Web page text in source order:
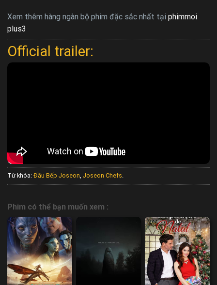
Xem thêm hàng ngàn bộ phim đặc sắc nhất tại phimmoi
plus3
Official trailer:
Từ khóa: Đầu Bếp Joseon Joseon Chefs
Phim có thể bạn muốn xem :